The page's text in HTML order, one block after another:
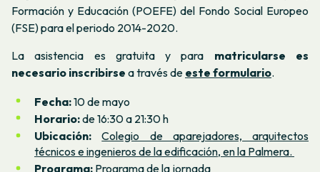
Formación y Educación (POEFE) del Fondo Social Europeo
(FSE) para el periodo 2014-2020.
La asistencia es gratuita y para matricularse es
necesario inscribirse a través de este formulario.
Fecha:10 de mayo
Horario:de 16:30 a 21:30 h
Ubicación:
Colegio de aparejadores, arquitectos
técnicos e ingenieros de la edificación, en la Palmera.
Programa: Programa de la jornada